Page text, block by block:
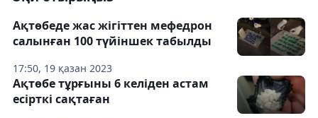
17:50, 19 қазан 2023
Ақтөбеде жас жігіттен мефедрон
салынған 100 түйіншек табылды
Ақтөбе тұрғыны 6 келіден астам
есірткі сақтаған